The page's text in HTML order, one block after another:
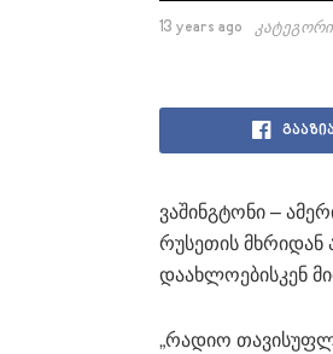
13 years ago
ვაშინგტონი –
რუსეთის
დაახლოებისკენ
„რადიო